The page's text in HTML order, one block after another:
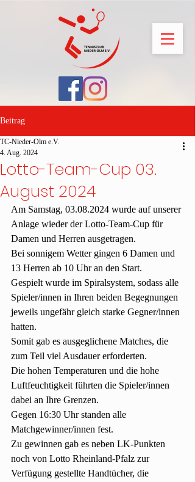
Beitrag
Lotto-Team-Cup 03.
August 2024
TC-Nieder-Olm e.V.
4. Aug. 2024
Am Samstag, 03.08.2024 wurde auf unserer
Anlage wieder der Lotto-Team-Cup für
Damen und Herren ausgetragen.
Bei sonnigem Wetter gingen 6 Damen und
13 Herren ab 10 Uhr an den Start.
Gespielt wurde im Spiralsystem, sodass alle
Spieler/innen in Ihren beiden Begegnungen
jeweils ungefähr gleich starke Gegner/innen
hatten.
Somit gab es ausgeglichene Matches, die
zum Teil viel Ausdauer erforderten.
Die hohen Temperaturen und die hohe
Luftfeuchtigkeit führten die Spieler/innen
dabei an Ihre Grenzen.
Gegen 16:30 Uhr standen alle
Matchgewinner/innen fest.
Zu gewinnen gab es neben LK-Punkten
noch von Lotto Rheinland-Pfalz zur
Verfügung gestellte Handtücher, die